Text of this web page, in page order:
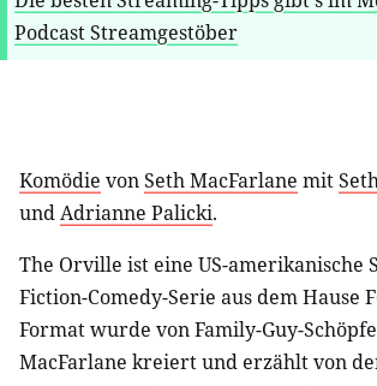
Podcast Streamgestöber
Komödie vonSeth MacFarlane mit
undAdrianne Palicki.
The Orville ist eine US-amerikanische
Fiction-Comedy-Serie aus dem Hause
Format wurde von Family-Guy-
MacFarlane kreiert und erzählt von